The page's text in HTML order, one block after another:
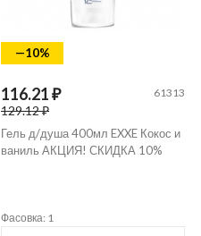
—10%
116.21 ₽
129.12 ₽
61313
Гель д/душа 400мл EXXE Кокос и
ваниль АКЦИЯ! СКИДКА 10%
Фасовка: 1